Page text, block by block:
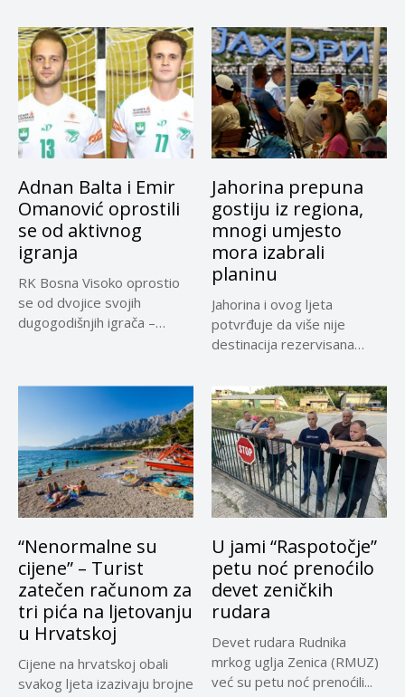
Adnan Balta i Emir
Omanović oprostili
se od aktivnog
igranja
RK Bosna Visoko oprostio
se od dvojice svojih
dugogodišnjih igrača –
Jahorina prepuna
gostiju iz regiona,
mnogi umjesto
mora izabrali
planinu
Jahorina i ovog ljeta
potvrđuje da više nije
destinacija rezervisana
“Nenormalne su
cijene” – Turist
zatečen računom za
tri pića na ljetovanju
u Hrvatskoj
Cijene na hrvatskoj obali
svakog ljeta izazivaju brojne
U jami “Raspotočje”
petu noć prenoćilo
devet zeničkih
rudara
Devet rudara Rudnika
mrkog uglja Zenica (RMUZ)
već su petu noć prenoćili...